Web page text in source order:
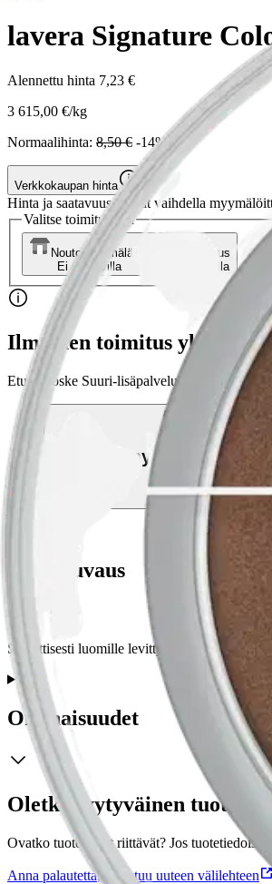
lavera Signature
Alennettu hinta 7,23 €
3 615,00 €/kg
Normaalihinta: 8,50 € -14%
Verkkokaupan hinta
Hinta ja saatavuus voivat vaihdella
Valitse toimitustapa
Nouto myymälästä
Ei saatavilla
Toimitus
Ei saatavilla
Ilmainen toimitus yli 100
Etu ei koske Suuri‑lisäpalvelulla toimitettavia
Tarkista
Tuotekuvaus
Samettisesti luomille levittyvä luomiväri, joka
Ominaisuudet
Oletko tyytyväinen
Ovatko tuotetiedot riittävät? Jos
Anna palautetta,Avautuu uuteen välilehteen